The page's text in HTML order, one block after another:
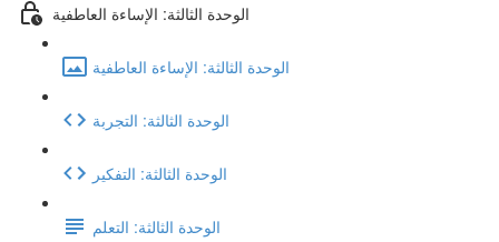
الوحدة الثالثة: الإساءة العاطفية
الوحدة الثالثة: الإساءة العاطفية
الوحدة الثالثة: التجربة
الوحدة الثالثة: التفكير
الوحدة الثالثة: التعلم